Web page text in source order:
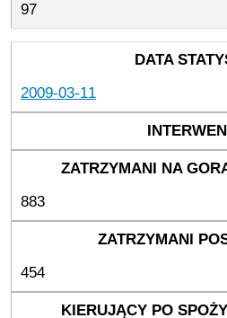
97
2009-03-11
883
454